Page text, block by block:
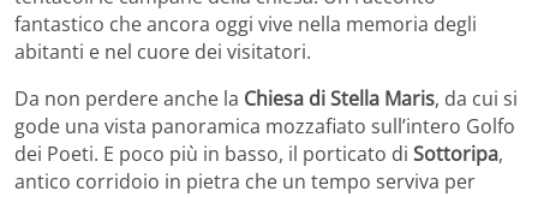
fantastico che ancora oggi vive nella memoria degli
abitanti e nel cuore dei visitatori.
Da non perdere anche la Chiesa di Stella Maris, da cui si
gode una vista panoramica mozzafiato sull’intero Golfo
dei Poeti. E poco più in basso, il porticato di Sottoripa,
antico corridoio in pietra che un tempo serviva per